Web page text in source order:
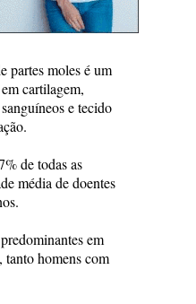
partes moles é um
cartilagem,
e tecido
de todas as
média de doentes
em
tanto homens com